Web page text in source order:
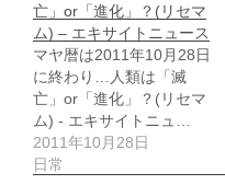
亡」or「進化」？(リセマ
ム) – エキサイトニュース
マヤ暦は2011年10月28日
に終わり…人類は「滅
亡」or「進化」？(リセマ
ム) - エキサイトニュ…
2011年10月28日
日常